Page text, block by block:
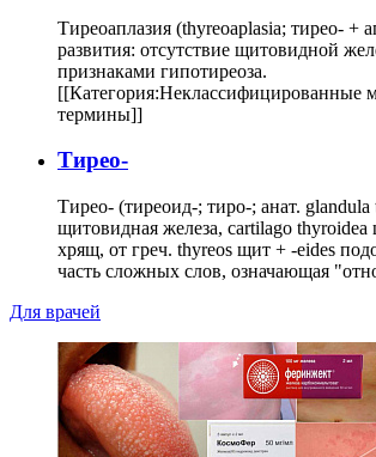
Тиреоаплазия (thyreoaplasia; тирео- +
развития: отсутствие щитовидной
признаками гипотиреоза.
[[Категория:Неклассифицированные
термины]]
Тирео-
Тирео- (тиреоид-; тиро-; анат. glandula
щитовидная железа, cartilago
хрящ, от греч. thyreos щит + -eides
часть сложных слов, означающая
Для врачей